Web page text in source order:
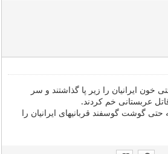
خون ایرانیان را زیر پا گذاشتند و سر
عربستانی خم کردند.
گوشت گوسفند قربانیهای ایرانیان را